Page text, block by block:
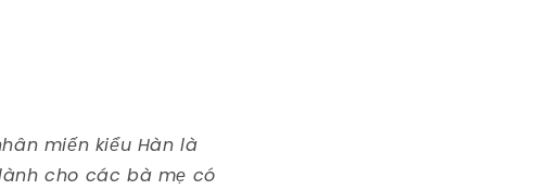
miến kiểu Hàn là
cho các bà mẹ có